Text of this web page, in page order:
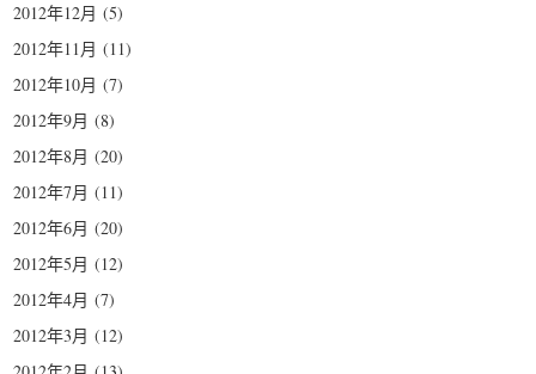
2012年12月 (5)
2012年11月 (11)
2012年10月 (7)
2012年9月 (8)
2012年8月 (20)
2012年7月 (11)
2012年6月 (20)
2012年5月 (12)
2012年4月 (7)
2012年3月 (12)